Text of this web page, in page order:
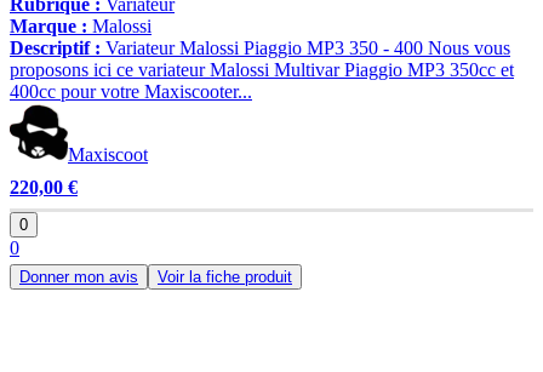
Rubrique : Variateur
Marque : Malossi
Descriptif : Variateur Malossi Piaggio MP3 350 - 400 Nous vous
proposons ici ce variateur Malossi Multivar Piaggio MP3 350cc et
400cc pour votre Maxiscooter...
Maxiscoot
220,00 €
0
0
Donner mon avis Voir la fiche produit